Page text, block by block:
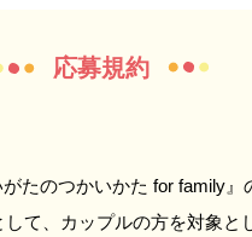
応募規約
たのつかいかた for family』
て、カップルの方を対象と